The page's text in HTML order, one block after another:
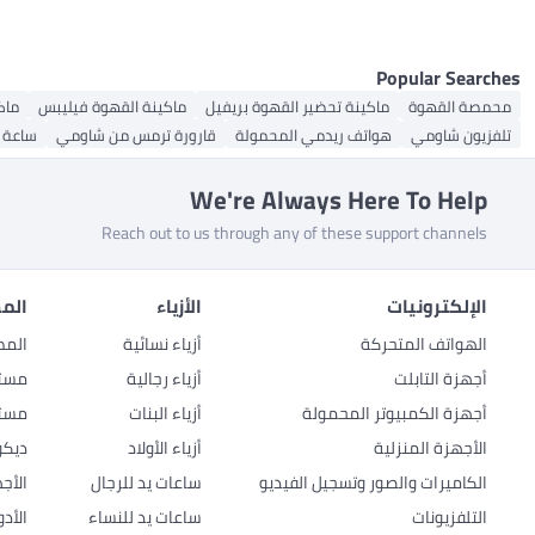
Popular Searches
محمصة القهوة ماكينة تحضير القهوة بريفيل ماكينة القهوة فيليبس
تلفزيون شاومي
هواتف ريدمي المحمولة قارورة ترمس من شاومي
We're Always Here To Help
Reach out to us through any of these support channels
الإلكترونيات
الهواتف المتحركة
أجهزة التابلت
أجهزة الكمبيوتر المحمولة
الأجهزة المنزلية
الكاميرات والصور وتسجيل الفيديو
التلفزيونات
الأزياء
أزياء نسائية
أزياء رجالية
أزياء البنات
أزياء الأولاد
ساعات يد للرجال
ساعات يد للنساء